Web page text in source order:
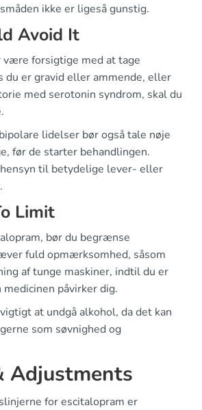
ikke er ligeså gunstig.
Avoid It
være forsigtige med at tage
du er gravid eller ammende, eller
med serotonin syndrom, skal du
lidelser bør også tale nøje
før de starter behandlingen.
til betydelige lever- eller
Limit
bør du begrænse
fuld opmærksomhed, såsom
af tunge maskiner, indtil du er
medicinen påvirker dig.
at undgå alkohol, da det kan
som søvnighed og
Adjustments
for escitalopram er